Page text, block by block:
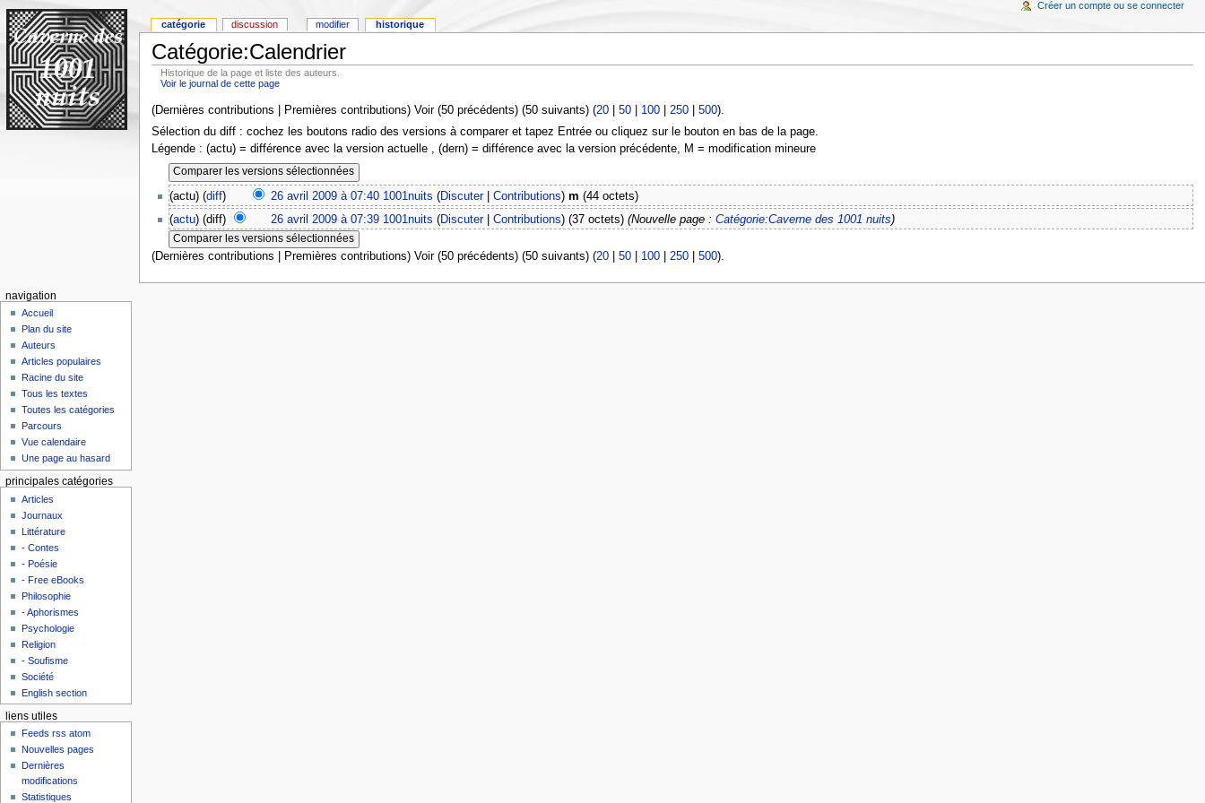
Catégorie:Calendrier
Historique de la page et liste des auteurs.
Voir le journal de cette page
(Dernières contributions | Premières contributions) Voir (50 précédents) (50 suivants) (20| 50| 100| 250| 500).
Sélection du diff : cochez les boutons radio des versions à comparer et tapez Entrée ou cliquez sur le bouton en bas de la page.
Légende : (actu) = différence avec la version actuelle , (dern) = différence avec la version précédente, M = modification mineure
(actu) (diff) 26 avril 2009 à 07:40 1001nuits (Discuter| Contributions) m (44 octets)
(actu) (diff) 26 avril 2009 à 07:39 1001nuits (Discuter| Contributions) (37 octets) (Nouvelle page : Catégorie:Caverne des 1001 nuits)
(Dernières contributions | Premières contributions) Voir (50 précédents) (50 suivants) (20| 50| 100| 250| 500).
catégorie discussion modifier historique
Créer un compte ou se connecter
navigation
Accueil
Plan du site
Auteurs
Articles populaires
Racine du site
Tous les textes
Toutes les catégories
Parcours
Vue calendaire
Une page au hasard
principales catégories
Articles
Journaux
Littérature
- Contes
- Poésie
- Free eBooks
Philosophie
- Aphorismes
Psychologie
Religion
- Soufisme
Société
English section
liens utiles
Feeds rss atom
Nouvelles pages
Dernières
modifications
Statistiques